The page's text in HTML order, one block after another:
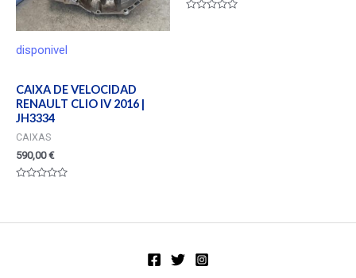
disponivel
CAIXA DE VELOCIDAD
RENAULT CLIO IV 2016 |
JH3334
CAIXAS
590,00€
5